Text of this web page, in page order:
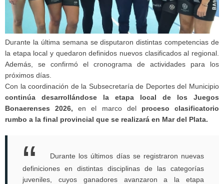
Durante la última semana se disputaron distintas competencias de
la etapa local y quedaron definidos nuevos clasificados al regional.
Además, se confirmó el cronograma de actividades para los
próximos días.
Con la coordinación de la Subsecretaría de Deportes del Municipio
continúa desarrollándose la etapa local de los Juegos
Bonaerenses 2026, en el marco del proceso clasificatorio
rumbo a la final provincial que se realizará en Mar del Plata.
Durante los últimos días se registraron nuevas
definiciones en distintas disciplinas de las categorías
juveniles, cuyos ganadores avanzaron a la etapa